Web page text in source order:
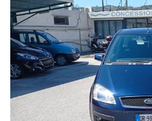
PER INFO
SIG. FAUSTO ATENIESE
VI ASPETTIAMO PRESSO IL
LUNEDI AL VENERDI
14:00 ALLE 18:30 E IL